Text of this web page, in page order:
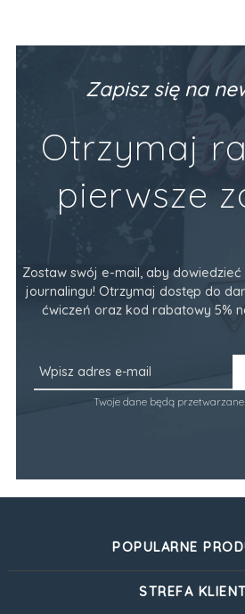
Zapisz się na
Otrzymaj
pierwsze
Zostaw swój e-mail, aby
journalingu! Otrzymaj dostęp do
ćwiczeń oraz kod rabatowy 5%
Twoje dane będą
POPULARNE
STREFA